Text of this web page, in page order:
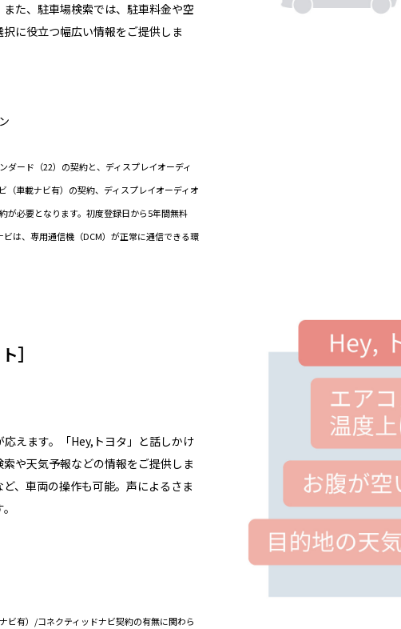
た、駐車場検索では、駐車料金や空
に役立つ幅広い情報をご提供しま
ード（22）の契約と、ディスプレイオーディ
（車載ナビ有）の契約、ディスプレイオーディオ
が必要となります。初度登録日から5年間無料
は、専用通信機（DCM）が正常に通信できる環
］
えます。「Hey,トヨタ」と話しかけ
や天気予報などの情報をご提供しま
、車両の操作も可能。声によるさま
有）/コネクティッドナビ契約の有無に関わら